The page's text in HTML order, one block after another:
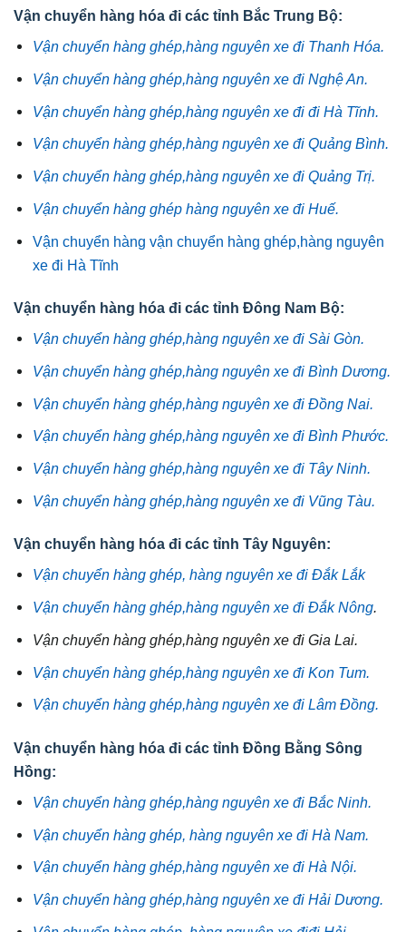
Vận chuyển hàng hóa đi các tỉnh Bắc Trung Bộ:
Vận chuyển hàng ghép,hàng nguyên xe đi Thanh Hóa.
Vận chuyển hàng ghép,hàng nguyên xe đi Nghệ An.
Vận chuyển hàng ghép,hàng nguyên xe đi đi Hà Tĩnh.
Vận chuyển hàng ghép,hàng nguyên xe đi Quảng Bình.
Vận chuyển hàng ghép,hàng nguyên xe đi Quảng Trị.
Vận chuyển hàng ghép hàng nguyên xe đi Huế.
Vận chuyển hàng vận chuyển hàng ghép,hàng nguyên
xe đi Hà Tĩnh
Vận chuyển hàng hóa đi các tỉnh Đông Nam Bộ:
Vận chuyển hàng ghép,hàng nguyên xe đi Sài Gòn.
Vận chuyển hàng ghép,hàng nguyên xe đi Bình Dương.
Vận chuyển hàng ghép,hàng nguyên xe đi Đồng Nai.
Vận chuyển hàng ghép,hàng nguyên xe đi Bình Phước.
Vận chuyển hàng ghép,hàng nguyên xe đi Tây Ninh.
Vận chuyển hàng ghép,hàng nguyên xe đi Vũng Tàu.
Vận chuyển hàng hóa đi các tỉnh Tây Nguyên:
Vận chuyển hàng ghép, hàng nguyên xe đi Đắk Lắk
Vận chuyển hàng ghép,hàng nguyên xe đi Đắk Nông.
Vận chuyển hàng ghép,hàng nguyên xe đi Gia Lai.
Vận chuyển hàng ghép,hàng nguyên xe đi Kon Tum.
Vận chuyển hàng ghép,hàng nguyên xe đi Lâm Đồng.
Vận chuyển hàng hóa đi các tỉnh Đồng Bằng Sông
Hồng:
Vận chuyển hàng ghép,hàng nguyên xe đi Bắc Ninh.
Vận chuyển hàng ghép, hàng nguyên xe đi Hà Nam.
Vận chuyển hàng ghép,hàng nguyên xe đi Hà Nội.
Vận chuyển hàng ghép,hàng nguyên xe đi Hải Dương.